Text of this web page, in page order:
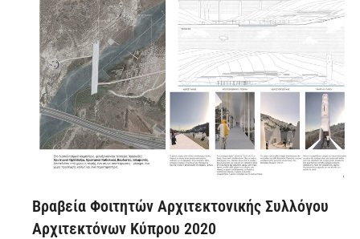
Βραβεία Φοιτητών Αρχιτεκτονικής Συλλόγου
Αρχιτεκτόνων Κύπρου 2020